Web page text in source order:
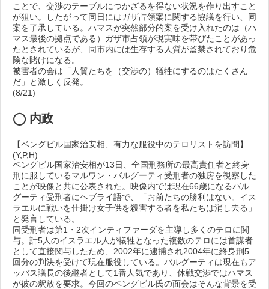
ことで、交渉のテーブルにつかざるを得ない状況を作り出すこと
が狙い。したがって同日にはガザ占領案に関する協議を行い、同
案を了承している。ハマスが突然部分的案を受け入れたのは（ハ
マス最後の拠点である）ガザ市占領が現実味を帯びたことがあっ
たとされているが、同市内には生存する人質が監禁されており危
険な賭けになる。
被害者の会は「人質たちを（交渉の）犠牲にするのはたくさん
だ」と激しく反発。
(8/21)
◯ 内政
【ベングビル国家治安相、有力な服役中のテロリストを訪問】
(Y,P,H)
ベングビル国家治安相が13日、全国刑務所の最高責任者と終身
刑に服しているマルワン・バルグーティ受刑者の独房を視察した
ことが映像と共に公表された。映像内では現在66歳になるバル
グーティ受刑者にヘブライ語で、「お前たちの勝利はない。イス
ラエルに戦いを仕掛け女子供を殺害する者を私たちは消し去る」
と発言している。
同受刑者は第1・2次インティファーダを主導し多くのテロに関
与。計5人のイスラエル人が犠牲となった複数のテロには首謀者
として直接関与したため、2002年に逮捕され2004年に終身刑5
回分の判決を受けて現在服役している。バルグーティは現在もア
ッバス議長の後継者として1番人気であり、休戦交渉ではハマス
が彼の釈放を要求。今回のベングビル氏の面会はそんな背景を受